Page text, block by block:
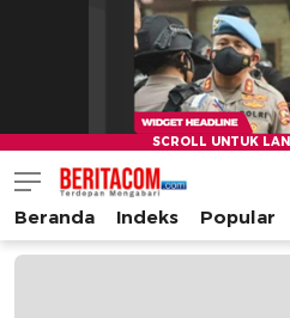
beritacom.com
bestnews
Beranda Indeks Popular